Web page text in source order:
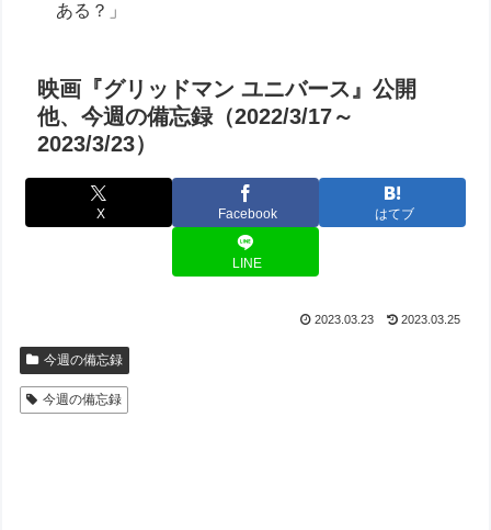
ある？」
映画『グリッドマン ユニバース』公開
他、今週の備忘録（2022/3/17～
2023/3/23）
X Facebook はてブ
LINE
2023.03.23 2023.03.25
今週の備忘録
今週の備忘録